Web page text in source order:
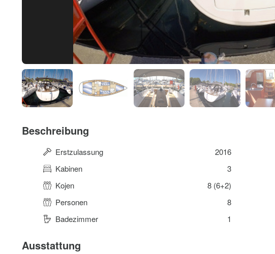
Beschreibung
Erstzulassung 2016
Kabinen
3
Kojen
8 (6+2)
Personen
8
Badezimmer
1
Ausstattung